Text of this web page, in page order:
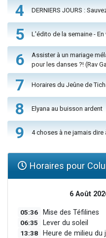
4 DERNIERS JOURS :
5 L'édito de la semaine -
6
Assister à un mariage
pour les danses ?! (Rav
7 Horaires du Jeûne de
8 Elyana au buisson ardent
9 4 choses à ne jamais dire
Horaires pour
6 Août
05:36 Mise des Téfilines
06:35 Lever du soleil
13:38 Heure de milieu du